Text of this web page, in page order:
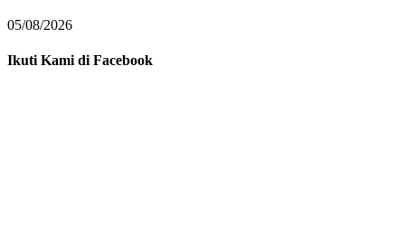
05/08/2026
Ikuti Kami di Facebook